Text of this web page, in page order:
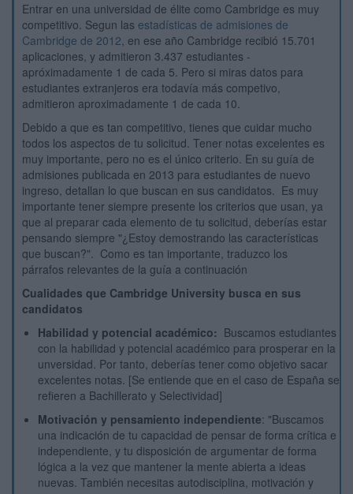
Entrar en una universidad de élite como Cambridge es muy
competitivo. Segun las estadísticas de admisiones de
Cambridge de 2012, en ese año Cambridge recibió 15.701
aplicaciones, y admitieron 3.437 estudiantes -
apróximadamente 1 de cada 5. Pero si miras datos para
estudiantes extranjeros era todavía más competivo,
admitieron aproximadamente 1 de cada 10.
Debido a que es tan competitivo, tienes que cuidar mucho
todos los aspectos de tu solicitud. Tener notas excelentes es
muy importante, pero no es el único criterio. En su guía de
admisiones publicada en 2013 para estudiantes de nuevo
ingreso, detallan lo que buscan en sus candidatos. Es muy
importante tener siempre presente los criterios que usan, ya
que al preparar cada elemento de tu solicitud, deberías estar
pensando siempre "¿Estoy demostrando las características
que buscan?". Como es tan importante, traduzco los
párrafos relevantes de la guía a continuación
Cualidades que Cambridge University busca en sus
candidatos
Habilidad y potencial académico: Buscamos estudiantes
con la habilidad y potencial académico para prosperar en la
unversidad. Por tanto, deberías tener como objetivo sacar
excelentes notas. [Se entiende que en el caso de España se
refieren a Bachillerato y Selectividad]
Motivación y pensamiento independiente: "Buscamos
una indicación de tu capacidad de pensar de forma crítica e
independiente, y tu disposición de argumentar de forma
lógica a la vez que mantener la mente abierta a ideas
nuevas. También necesitas autodisciplina, motivación y